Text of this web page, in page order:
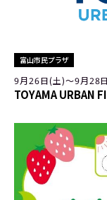
富山市民プラザ
9月26日(土)〜9月28
TOYAMA URBAN